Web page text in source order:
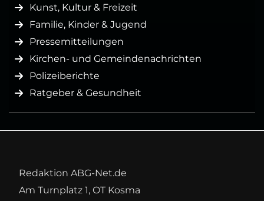
Kunst, Kultur & Freizeit
Familie, Kinder & Jugend
Pressemitteilungen
Kirchen- und Gemeindenachrichten
Polizeiberichte
Ratgeber & Gesundheit
Redaktion ABG-Net.de
Am Turnplatz 1, OT Kosma